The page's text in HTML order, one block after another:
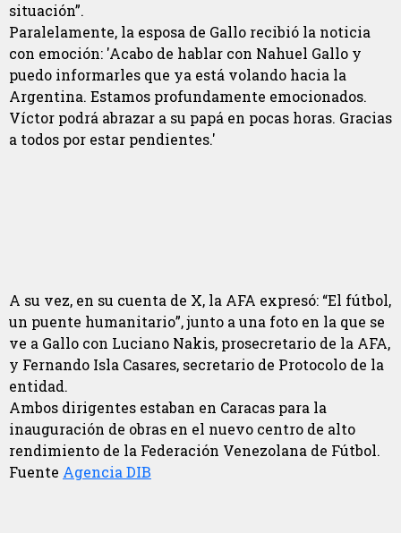
situación”.
Paralelamente, la esposa de Gallo recibió la noticia
con emoción: 'Acabo de hablar con Nahuel Gallo y
puedo informarles que ya está volando hacia la
Argentina. Estamos profundamente emocionados.
Víctor podrá abrazar a su papá en pocas horas. Gracias
a todos por estar pendientes.'
A su vez, en su cuenta de X, la AFA expresó: “El fútbol,
un puente humanitario”, junto a una foto en la que se
ve a Gallo con Luciano Nakis, prosecretario de la AFA,
y Fernando Isla Casares, secretario de Protocolo de la
entidad.
Ambos dirigentes estaban en Caracas para la
inauguración de obras en el nuevo centro de alto
rendimiento de la Federación Venezolana de Fútbol.
Fuente Agencia DIB